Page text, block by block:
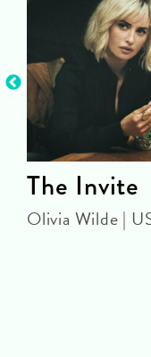
The Invite
Olivia Wilde |